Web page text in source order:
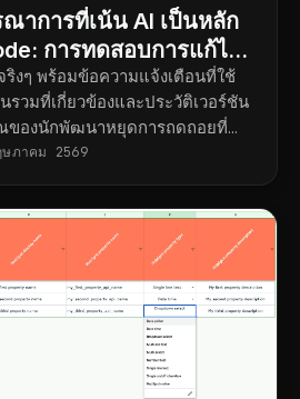
าการที่เน้น AI เป็นหลัก
การทดสอบการแก้ไข
านการณ์จริง
ริงๆ พร้อมข้อความแจ้งเตือนที่ใช้
รวมที่เกี่ยวข้องและประวัติเวอร์ชัน
องนักพัฒนาหยุดการถดถอยที่
ว้ภาคม 2569